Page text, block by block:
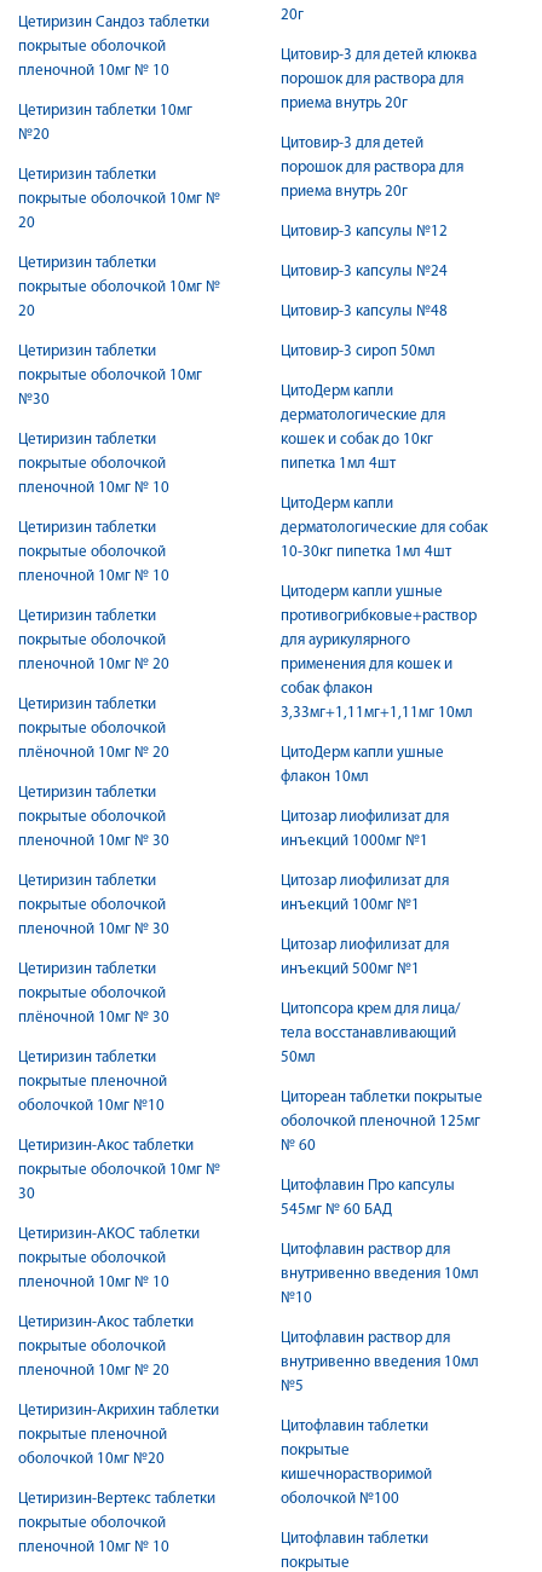
Цетиризин Сандоз таблетки
покрытые оболочкой
пленочной 10мг № 10
Цетиризин таблетки 10мг
№20
Цетиризин таблетки
покрытые оболочкой 10мг №
20
Цетиризин таблетки
покрытые оболочкой 10мг №
20
Цетиризин таблетки
покрытые оболочкой 10мг
№30
Цетиризин таблетки
покрытые оболочкой
пленочной 10мг № 10
Цетиризин таблетки
покрытые оболочкой
пленочной 10мг № 10
Цетиризин таблетки
покрытые оболочкой
пленочной 10мг № 20
Цетиризин таблетки
покрытые оболочкой
плёночной 10мг № 20
Цетиризин таблетки
покрытые оболочкой
пленочной 10мг № 30
Цетиризин таблетки
покрытые оболочкой
пленочной 10мг № 30
Цетиризин таблетки
покрытые оболочкой
плёночной 10мг № 30
Цетиризин таблетки
покрытые пленочной
оболочкой 10мг №10
Цетиризин-Акос таблетки
покрытые оболочкой 10мг №
30
Цетиризин-АКОС таблетки
покрытые оболочкой
пленочной 10мг № 10
Цетиризин-Акос таблетки
покрытые оболочкой
пленочной 10мг № 20
Цетиризин-Акрихин таблетки
покрытые пленочной
оболочкой 10мг №20
Цетиризин-Вертекс таблетки
покрытые оболочкой
пленочной 10мг № 10
20г
Цитовир-3 для детей клюква
порошок для раствора для
приема внутрь 20г
Цитовир-3 для детей
порошок для раствора для
приема внутрь 20г
Цитовир-3 капсулы №12
Цитовир-3 капсулы №24
Цитовир-3 капсулы №48
Цитовир-3 сироп 50мл
ЦитоДерм капли
дерматологические для
кошек и собак до 10кг
пипетка 1мл 4шт
ЦитоДерм капли
дерматологические для собак
10-30кг пипетка 1мл 4шт
Цитодерм капли ушные
противогрибковые+раствор
для аурикулярного
применения для кошек и
собак флакон
3,33мг+1,11мг+1,11мг 10мл
ЦитоДерм капли ушные
флакон 10мл
Цитозар лиофилизат для
инъекций 1000мг №1
Цитозар лиофилизат для
инъекций 100мг №1
Цитозар лиофилизат для
инъекций 500мг №1
Цитопсора крем для лица/
тела восстанавливающий
50мл
Цитореан таблетки покрытые
оболочкой пленочной 125мг
№ 60
Цитофлавин Про капсулы
545мг № 60 БАД
Цитофлавин раствор для
внутривенно введения 10мл
№10
Цитофлавин раствор для
внутривенно введения 10мл
№5
Цитофлавин таблетки
покрытые
кишечнорастворимой
оболочкой №100
Цитофлавин таблетки
покрытые